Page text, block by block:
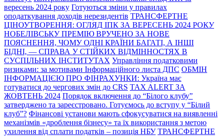
вересень 2024 року Готуються зміни у правилах
оподаткування доходів нерезидентів ТРАНСФЕРТНЕ
ЦІНОУТВОРЕННЯ: ОГЛЯД ІПК ЗА ВЕРЕСЕНЬ 2024 РОКУ
НОБЕЛІВСЬКУ ПРЕМІЮ ВРУЧЕНО ЗА НОВЕ
ПОЯСНЕННЯ, ЧОМУ ОДНІ КРАЇНИ БАГАТІ, А ІНШІ
БІДНІ, — СПРАВА У СТІЙКИХ ВІДМІННОСТЯХ В
СУСПІЛЬНИХ ІНСТИТУТАХ Управління податковими
ризиками: за мотивами Інформаційного листа ДПС ОБМІН
ІНФОРМАЦІЄЮ ПРО ФІНРАХУНКИ: Україна має
готуватися до чергових змін до CRS TAX ALERT ЗА
ЖОВТЕНЬ 2024 Порядок включення до “Білого клубу”
затверджено та зареєстровано. Готуємось до вступу у “Білий
клуб”? Фінансові установи мають сфокусуватися на виявленні
механізмів «дроблення бізнесу» та їх використання з метою
ухилення від сплати податків – позиція НБУ ТРАНСФЕРТНЕ